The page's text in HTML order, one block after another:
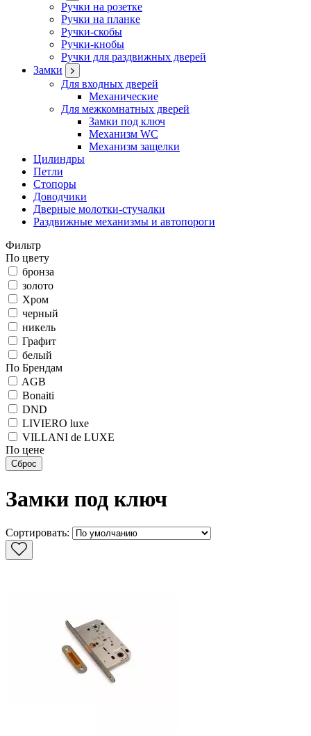
Ручки на розетке
Ручки на планке
Ручки-скобы
Ручки-кнобы
Ручки для раздвижных дверей
Замки
Для входных дверей
Механические
Для межкомнатных дверей
Замки под ключ
Механизм WC
Механизм защелки
Цилиндры
Петли
Стопоры
Доводчики
Дверные молотки-стучалки
Раздвижные механизмы и автопороги
Фильтр
По цвету
бронза
золото
Хром
черный
никель
Графит
белый
По Брендам
AGB
Bonaiti
DND
LIVIERO luxe
VILLANI de LUXE
По цене
Сброс
Замки под ключ
Cортировать: